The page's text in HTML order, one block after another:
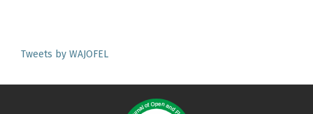
Tweets by WAJOFEL